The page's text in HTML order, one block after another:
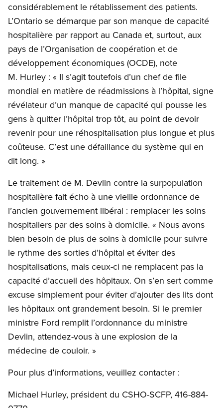
considérablement le rétablissement des patients.
L’Ontario se démarque par son manque de capacité
hospitalière par rapport au Canada et, surtout, aux
pays de l’Organisation de coopération et de
développement économiques (OCDE), note
M. Hurley : « Il s’agit toutefois d’un chef de file
mondial en matière de réadmissions à l’hôpital, signe
révélateur d’un manque de capacité qui pousse les
gens à quitter l’hôpital trop tôt, au point de devoir
revenir pour une réhospitalisation plus longue et plus
coûteuse. C’est une défaillance du système qui en
dit long. »
Le traitement de M. Devlin contre la surpopulation
hospitalière fait écho à une vieille ordonnance de
l’ancien gouvernement libéral : remplacer les soins
hospitaliers par des soins à domicile. « Nous avons
bien besoin de plus de soins à domicile pour suivre
le rythme des sorties d’hôpital et éviter des
hospitalisations, mais ceux-ci ne remplacent pas la
capacité d’accueil des hôpitaux. On s’en sert comme
excuse simplement pour éviter d’ajouter des lits dont
les hôpitaux ont grandement besoin. Si le premier
ministre Ford remplit l’ordonnance du ministre
Devlin, attendez-vous à une explosion de la
médecine de couloir. »
Pour plus d’informations, veuillez contacter :
Michael Hurley, président du CSHO-SCFP, 416-884-